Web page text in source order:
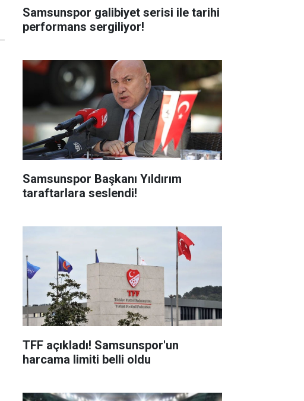
Samsunspor galibiyet serisi ile tarihi
performans sergiliyor!
Samsunspor Başkanı Yıldırım
taraftarlara seslendi!
TFF açıkladı! Samsunspor'un
harcama limiti belli oldu